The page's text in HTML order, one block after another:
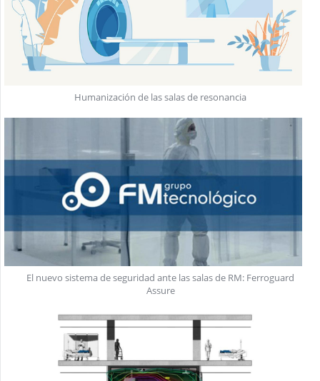
Humanización de las salas de resonancia
El nuevo sistema de seguridad ante las salas de RM: Ferroguard
Assure